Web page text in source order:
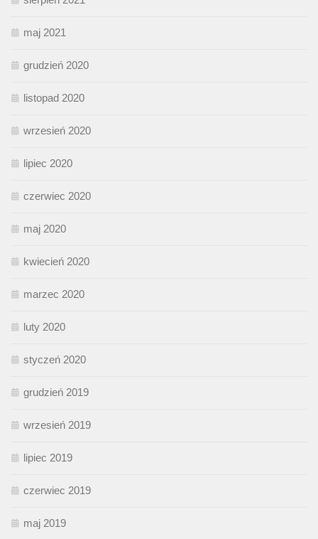
maj 2021
grudzień 2020
listopad 2020
wrzesień 2020
lipiec 2020
czerwiec 2020
maj 2020
kwiecień 2020
marzec 2020
luty 2020
styczeń 2020
grudzień 2019
wrzesień 2019
lipiec 2019
czerwiec 2019
maj 2019